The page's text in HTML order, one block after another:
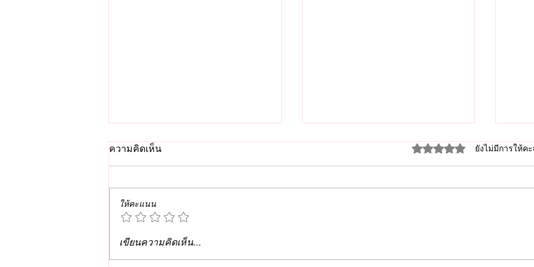
X (Twitter) คืออะไร? ทำไม
ธุรกิจและครีเอเตอร์ยังใช้ X ใน
YouTube จึงเป็นแพลตฟอร์ม
จึงก
ความคิดเห็น ได้รับ 0 เต็ม 5 ดาวยังไม่มีการให้ค
ให้คะแนน
เขียนความคิดเห็น…